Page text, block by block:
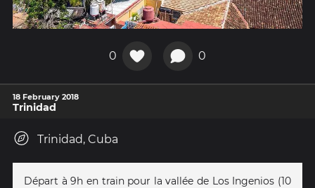
0 0
18 February 2018
Trinidad
Trinidad, Cuba
Départ à 9h en train pour la vallée de Los Ingenios (10